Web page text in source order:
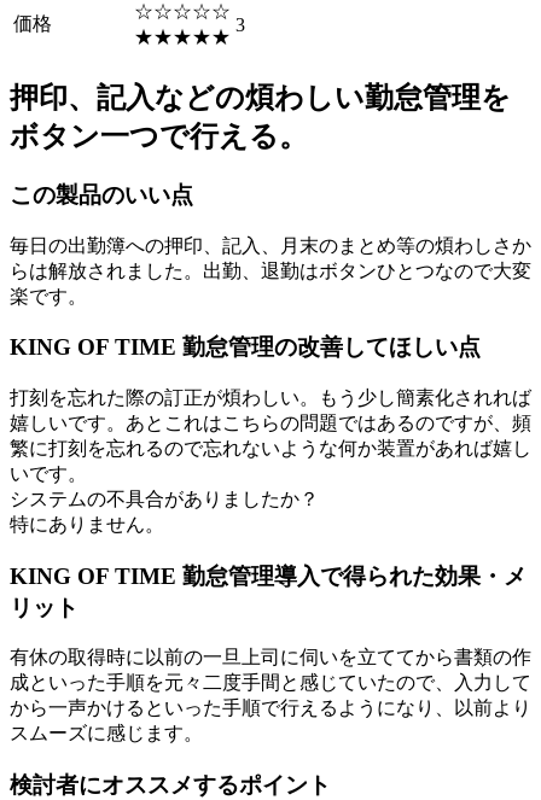
価格
☆☆☆☆☆
★★★★★
3
押印、記入などの煩わしい勤怠管理を
ボタン一つで行える。
この製品のいい点
毎日の出勤簿への押印、記入、月末のまとめ等の煩わしさか
らは解放されました。出勤、退勤はボタンひとつなので大変
楽です。
KING OF TIME 勤怠管理の改善してほしい点
打刻を忘れた際の訂正が煩わしい。もう少し簡素化されれば
嬉しいです。あとこれはこちらの問題ではあるのですが、頻
繁に打刻を忘れるので忘れないような何か装置があれば嬉し
いです。
システムの不具合がありましたか？
特にありません。
KING OF TIME 勤怠管理導入で得られた効果・メ
リット
有休の取得時に以前の一旦上司に伺いを立ててから書類の作
成といった手順を元々二度手間と感じていたので、入力して
から一声かけるといった手順で行えるようになり、以前より
スムーズに感じます。
検討者にオススメするポイント